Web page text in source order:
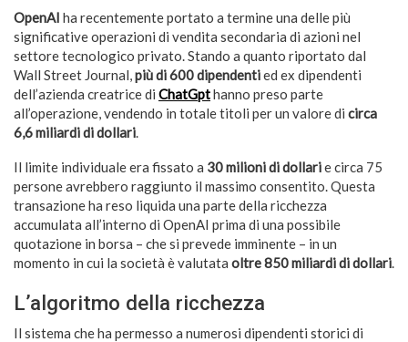
OpenAI ha recentemente portato a termine una delle più
significative operazioni di vendita secondaria di azioni nel
settore tecnologico privato. Stando a quanto riportato dal
Wall Street Journal, più di 600 dipendentied ex dipendenti
dell’azienda creatrice di ChatGpthanno preso parte
all’operazione, vendendo in totale titoli per un valore di circa
6,6 miliardi di dollari
Il limite individuale era fissato a 30 milioni di dollarie circa 75
persone avrebbero raggiunto il massimo consentito. Questa
transazione ha reso liquida una parte della ricchezza
accumulata all’interno di OpenAI prima di una possibile
quotazione in borsa – che si prevede imminente – in un
momento in cui la società è valutata oltre 850 miliardi di dollari
L’algoritmo della ricchezza
Il sistema che ha permesso a numerosi dipendenti storici di